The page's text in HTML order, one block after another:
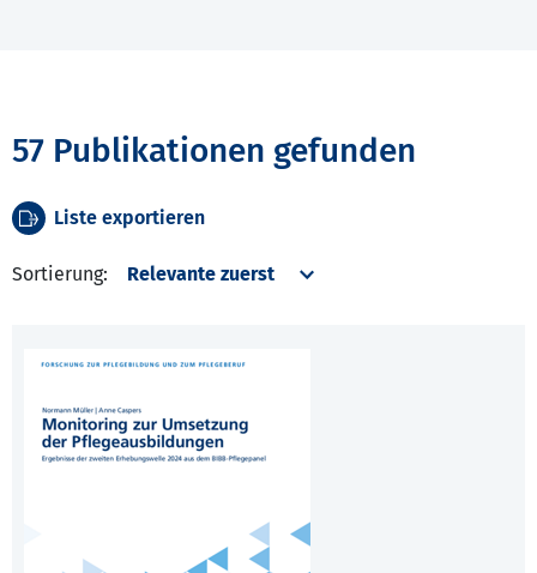
57 Publikationen gefunden
Liste exportieren
Sortierung: